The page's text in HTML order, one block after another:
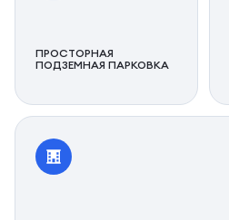
ПРОСТОРНАЯ
ПОДЗЕМНАЯ ПАРКОВКА